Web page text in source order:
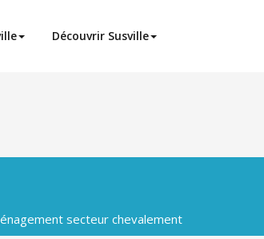
Découvrir Susville
secteur chevalement